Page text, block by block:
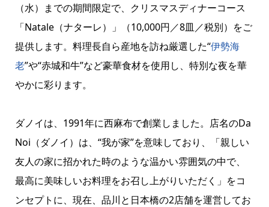
（水）までの期間限定で、クリスマスディナーコース
「Natale（ナターレ）」（10,000円／8皿／税別）をご
提供します。料理長自ら産地を訪ね厳選した“伊勢海
老”や“赤城和牛”など豪華食材を使用し、特別な夜を華
やかに彩ります。
ダノイは、1991年に西麻布で創業しました。店名のDa
Noi（ダノイ）は、“我が家”を意味しており、「親しい
友人の家に招かれた時のような温かい雰囲気の中で、
最高に美味しいお料理をお召し上がりいただく」をコ
ンセプトに、現在、品川と日本橋の2店舗を運営してお